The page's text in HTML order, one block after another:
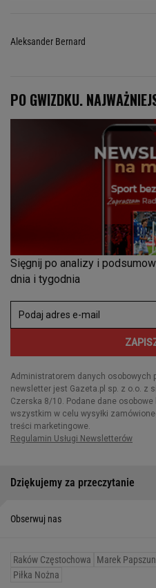
Aleksander Bernard
Dziękujemy za przeczytanie
Obserwuj nas
Raków Częstochowa Marek Papszun
Piłka Nożna